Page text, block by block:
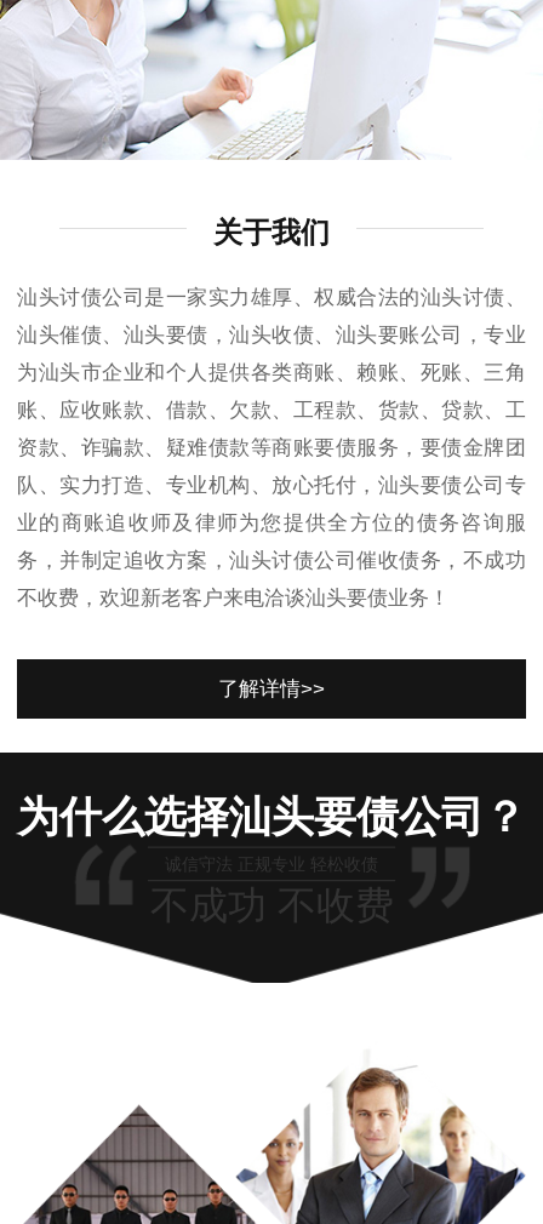
关于我们
汕头讨债公司是一家实力雄厚、权威合法的汕头讨债、
汕头催债、汕头要债，汕头收债、汕头要账公司，专业
为汕头市企业和个人提供各类商账、赖账、死账、三角
账、应收账款、借款、欠款、工程款、货款、贷款、工
资款、诈骗款、疑难债款等商账要债服务，要债金牌团
队、实力打造、专业机构、放心托付，汕头要债公司专
业的商账追收师及律师为您提供全方位的债务咨询服
务，并制定追收方案，汕头讨债公司催收债务，不成功
不收费，欢迎新老客户来电洽谈汕头要债业务！
了解详情>>
为什么选择汕头要债公司？
诚信守法 正规专业 轻松收债
不成功 不收费